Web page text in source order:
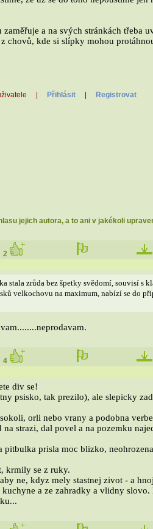
a na svých stránkách třeba
chovů, kde si slípky mohou
uživatele | Přihlásit Registrovat
jejich autora, a to ani v jakékoli
2
stala zrůda bez špetky svědomí, souvisí s
velkochovu na maximum, nabízí se do
4
div se!
psisko, tak prezilo), ale slepicky
orli nebo vrany a podobna
strazi, dal povel a na pozemku
prisla moc blizko,
krmily se z ruky.
ne, kdyz mely stastnej zivot - a
a ze zahradky a vlidny slovo.